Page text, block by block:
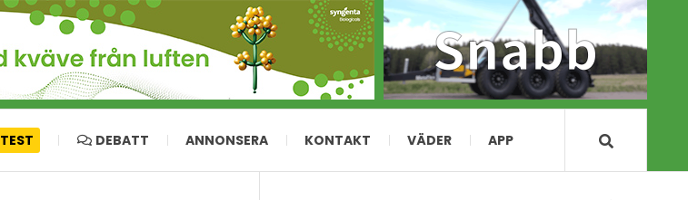
TEST DEBATT ANNONSERA KONTAKT VÄDER APP